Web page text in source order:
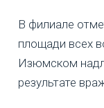
В филиале
площади всех
Изюмском
результате